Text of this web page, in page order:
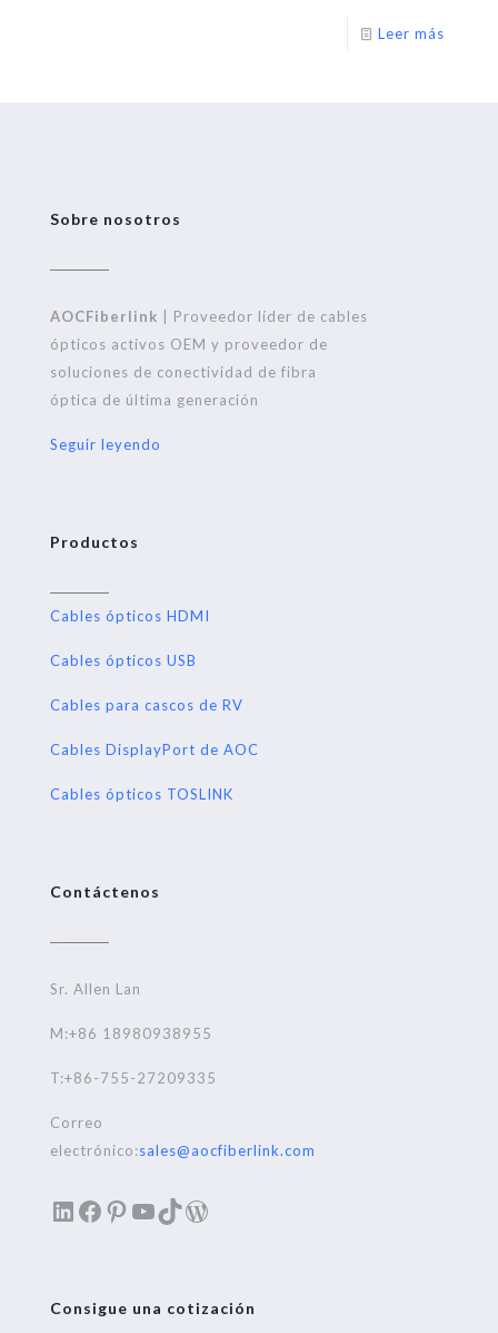
Leer más
Sobre nosotros
AOCFiberlink | Proveedor líder de cables
ópticos activos OEM y proveedor de
soluciones de conectividad de fibra
óptica de última generación
Seguir leyendo
Productos
Cables ópticos HDMI
Cables ópticos USB
Cables para cascos de RV
Cables DisplayPort de AOC
Cables ópticos TOSLINK
Contáctenos
Sr. Allen Lan
M:+86 18980938955
T:+86-755-27209335
Correo
electrónico:sales@aocfiberlink.com
LinkedIn
Facebook
Pinterest
YouTube
TikTok
WordPress
Consigue una cotización